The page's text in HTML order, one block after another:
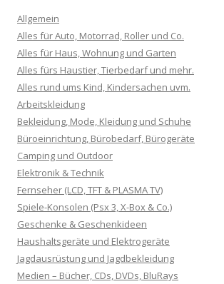
Allgemein
Alles für Auto, Motorrad, Roller und Co.
Alles für Haus, Wohnung und Garten
Alles fürs Haustier, Tierbedarf und mehr.
Alles rund ums Kind, Kindersachen uvm.
Arbeitskleidung
Bekleidung, Mode, Kleidung und Schuhe
Büroeinrichtung, Bürobedarf, Bürogeräte
Camping und Outdoor
Elektronik & Technik
Fernseher (LCD, TFT & PLASMA TV)
Spiele-Konsolen (Psx 3, X-Box & Co.)
Geschenke & Geschenkideen
Haushaltsgeräte und Elektrogeräte
Jagdausrüstung und Jagdbekleidung
Medien – Bücher, CDs, DVDs, BluRays